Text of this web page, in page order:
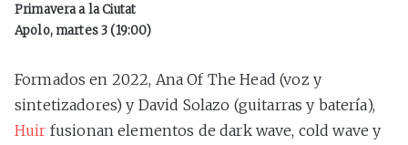
Primavera a la Ciutat
Apolo, martes 3 (19:00)
Formados en 2022, Ana Of The Head (voz y
sintetizadores) y David Solazo (guitarras y batería),
Huir fusionan elementos de dark wave, cold wave y